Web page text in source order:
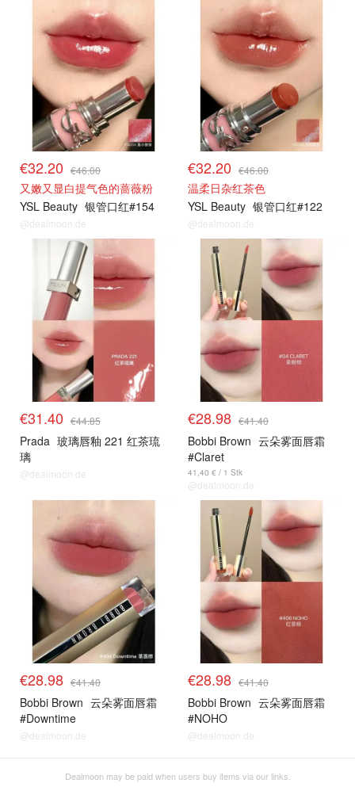
€32.20 €46.00
又嫩又显白提气色的蔷薇粉
YSL Beauty 银管口红#154
@dealmoon.de
€32.20 €46.00
温柔日杂红茶色
YSL Beauty 银管口红#122
@dealmoon.de
€31.40 €44.85
Prada 玻璃唇釉 221 红茶琉
璃
@dealmoon.de
€28.98 €41.40
Bobbi Brown 云朵雾面唇霜
#Claret
41,40 € / 1 Stk
@dealmoon.de
€28.98 €41.40
Bobbi Brown 云朵雾面唇霜
#Downtime
@dealmoon.de
€28.98 €41.40
Bobbi Brown 云朵雾面唇霜
#NOHO
@dealmoon.de
Dealmoon may be paid when users buy items via our links.